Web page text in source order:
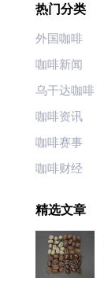
热门分类
外国咖啡
咖啡新闻
乌干达咖啡
咖啡资讯
咖啡赛事
咖啡财经
精选文章